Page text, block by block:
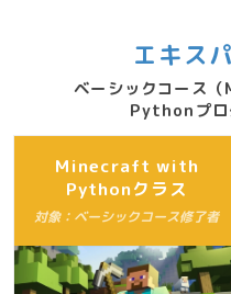
エキス
ベーシックコース
Pythonプロ
Minecraft with
Pythonクラス
対象：ベーシックコース修了者